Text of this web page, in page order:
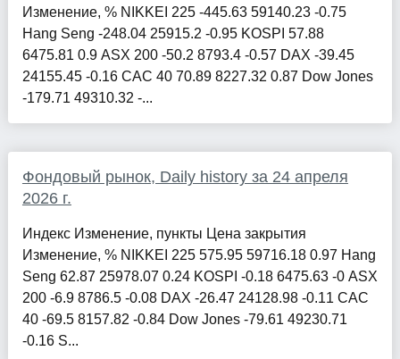
Изменение, % NIKKEI 225 -445.63 59140.23 -0.75
Hang Seng -248.04 25915.2 -0.95 KOSPI 57.88
6475.81 0.9 ASX 200 -50.2 8793.4 -0.57 DAX -39.45
24155.45 -0.16 CAC 40 70.89 8227.32 0.87 Dow Jones
-179.71 49310.32 -...
Фондовый рынок, Daily history за 24 апреля
2026 г.
Индекс Изменение, пункты Цена закрытия
Изменение, % NIKKEI 225 575.95 59716.18 0.97 Hang
Seng 62.87 25978.07 0.24 KOSPI -0.18 6475.63 -0 ASX
200 -6.9 8786.5 -0.08 DAX -26.47 24128.98 -0.11 CAC
40 -69.5 8157.82 -0.84 Dow Jones -79.61 49230.71
-0.16 S...